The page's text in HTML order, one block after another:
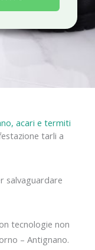
acari e termiti
tarli a
salvaguardare
tecnologie non
– Antignano.